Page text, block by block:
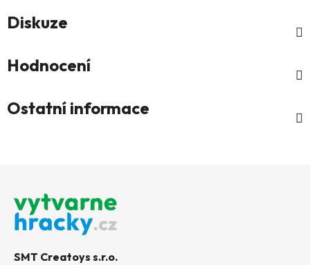
Diskuze
Hodnocení
Ostatní informace
SMT Creatoys s.r.o.